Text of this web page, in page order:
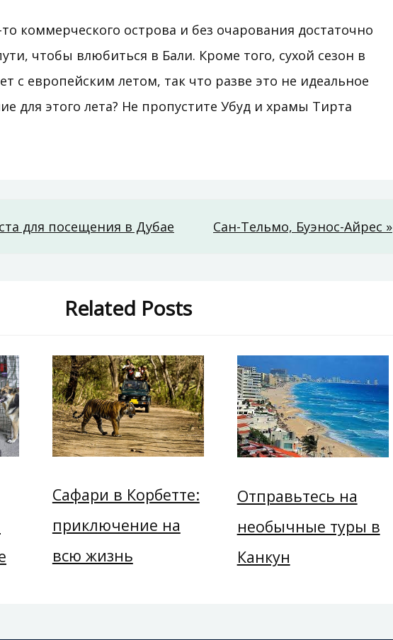
коммерческого острова и без очарования достаточно
чтобы влюбиться в Бали. Кроме того, сухой сезон в
с европейским летом, так что разве это не идеальное
для этого лета? Не пропустите Убуд и храмы Тирта
для посещения в Дубае Сан-Тельмо, Буэнос-Айрес »
Related Posts
Сафари в Корбетте:
приключение на
всю жизнь
Отправьтесь на
необычные туры в
Канкун